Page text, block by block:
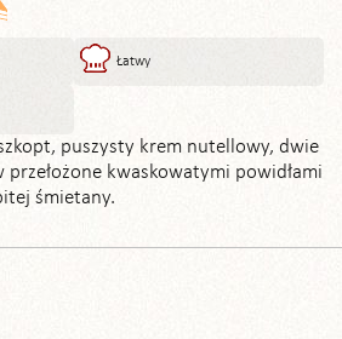
Łatwy
puszysty krem nutellowy, dwie
kwaskowatymi powidłami
śmietany.